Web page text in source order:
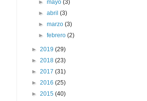
►mayo(3)
►abril(3)
►marzo(3)
►febrero(2)
► 2019 (29)
► 2018 (23)
► 2017 (31)
► 2016 (25)
► 2015 (40)